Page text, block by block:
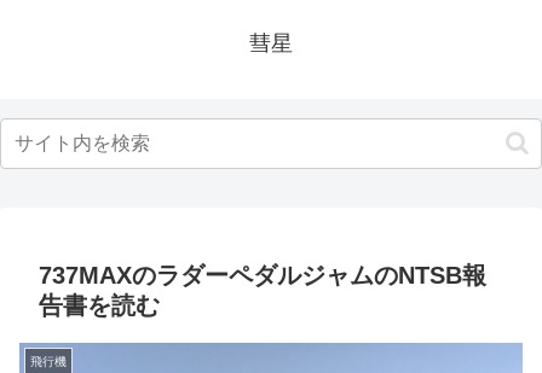
彗星
737MAXのラダーペダルジャムのNTSB報
告書を読む
飛行機